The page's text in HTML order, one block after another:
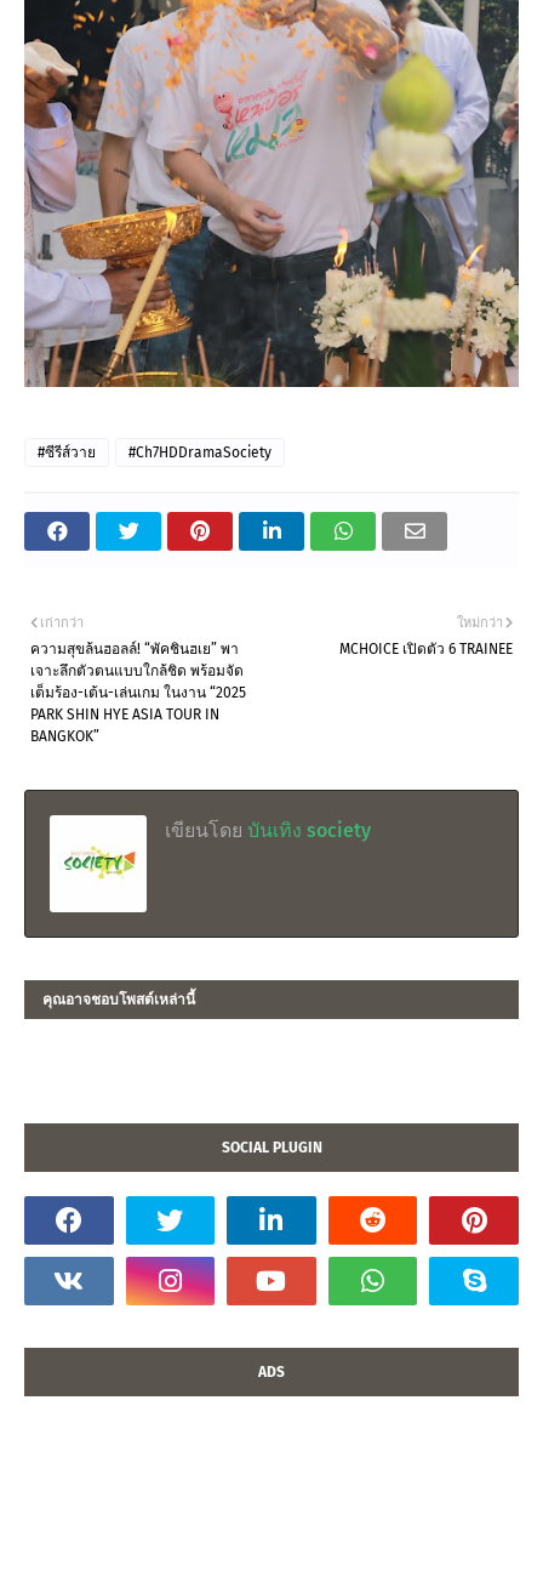
#ซีรีส์วาย #Ch7HDDramaSociety
ใหม่กว่า
MCHOICE เปิดตัว 6 TRAINEE
เก่ากว่า
ความสุขล้นฮอลล์! “พัคชินฮเย” พา
เจาะลึกตัวตนแบบใกล้ชิด พร้อมจัด
เต็มร้อง-เต้น-เล่นเกม ในงาน “2025
PARK SHIN HYE ASIA TOUR IN
BANGKOK”
เขียนโดย บันเทิง society
คุณอาจชอบโพสต์เหล่านี้
SOCIAL PLUGIN
ADS